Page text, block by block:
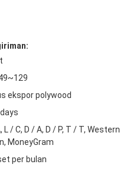
ekspor polywood
L / C, D / A, D / P, T / T, Western
MoneyGram
per bulan